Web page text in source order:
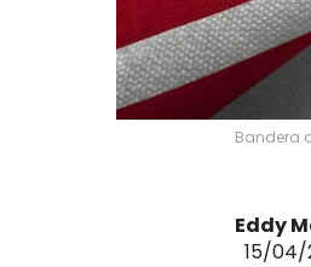
Bandera
Eddy
15/04/